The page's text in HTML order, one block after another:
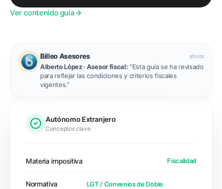
Ver contenido guía
Billeo Asesores ahora
Alberto López· Asesor fiscal: "Esta guía se ha revisado
para reflejar las condiciones y criterios fiscales
vigentes."
Autónomo Extranjero
Conceptos clave
Materia impositiva Fiscalidad
Normativa
LGT / Convenios de Doble